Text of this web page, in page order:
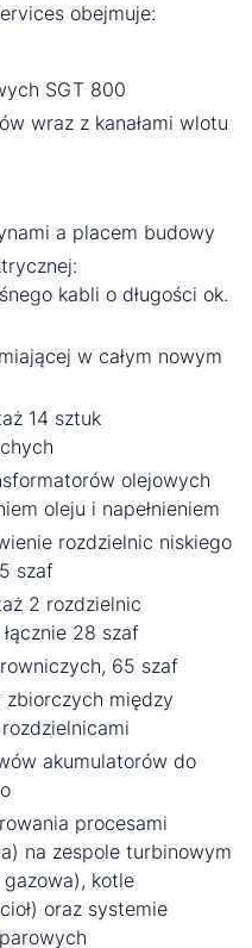
obejmuje:
SGT 800
wraz z kanałami wlotu
a placem budowy
kabli o długości ok.
w całym nowym
14 sztuk
olejowych
oleju i napełnieniem
rozdzielnic niskiego
szaf
2 rozdzielnic
28 szaf
65 szaf
między
akumulatorów do
procesami
na zespole turbinowym
kotle
oraz systemie